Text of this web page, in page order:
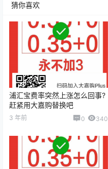
猜你喜欢
浦汇宝费率突然上涨怎么回事?
赶紧用大嘉购替换吧
3 年前 0 340